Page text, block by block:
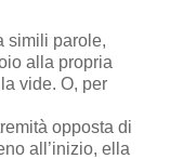
simili parole,
alla propria
vide. O, per
opposta di
all’inizio, ella